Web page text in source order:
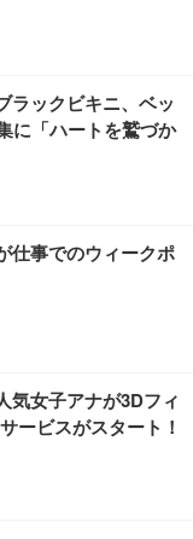
ラックビキニ、ベッ
に「ハートを鷲づか
仕事でのウィークポ
気女子アナが3Dフィ
ービスがスタート！